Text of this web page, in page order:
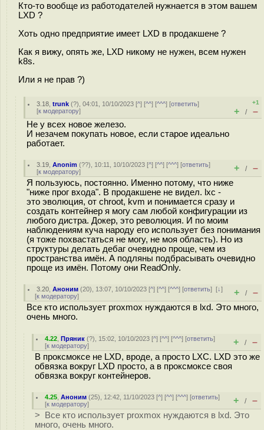
Кто-то вообще из работодателей нужнается в этом вашем
LXD ?
Хоть одно предприятие имеет LXD в продакшене ?
Как я вижу, опять же, LXD никому не нужен, всем нужен
k8s.
Или я не прав ?)
3.18 ,trunk (?), 04:01, 10/10/2023 [^] [^^] [^^^] [ответить]
[к модератору]
+1
+ / –
Не у всех новое железо.
И незачем покупать новое, если старое идеально
работает.
3.19 ,Anonim (??), 10:11, 10/10/2023 [^] [^^] [^^^] [ответить]
[к модератору] + / –
Я пользуюсь, постоянно. Именно потому, что ниже
"ниже прог входа". В продакшене не видел. lxc -
это эволюция, от chroot, kvm и понимается сразу и
создать контейнер я могу сам любой конфигурации из
любого дистра. Докер, это революция. И по моим
наблюдениям куча народу его использует без понимания
(я тоже похвастаться не могу, не моя область). Но из
структуры делать дебаг очевидно проще, чем из
пространства имён. А подляны подбрасывать очевидно
проще из имён. Потому они ReadOnly.
3.20 ,Аноним (20), 13:07, 10/10/2023 [^] [^^] [^^^] [ответить][↓]
[к модератору] + / –
Все кто использует proxmox нуждаются в lxd. Это много,
очень много.
4.22 ,Пряник (?), 15:02, 10/10/2023 [^] [^^] [^^^] [ответить]
[к модератору] + / –
В проксмоксе не LXD, вроде, а просто LXC. LXD это же
обвязка вокруг LXD просто, а в проксмоксе своя
обвязка вокруг контейнеров.
4.25 ,Аноним (25), 12:42, 11/10/2023 [^] [^^] [^^^] [ответить]
[к модератору] + / –
> Все кто использует proxmox нуждаются в lxd. Это
много, очень много.